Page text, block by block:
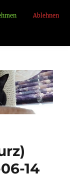
14
Ablehnen